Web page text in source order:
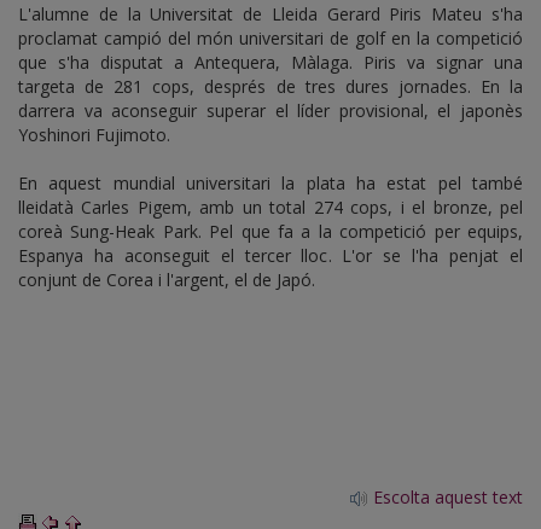
L'alumne de la Universitat de Lleida Gerard Piris Mateu s'ha
proclamat campió del món universitari de golf en la competició
que s'ha disputat a Antequera, Màlaga. Piris va signar una
targeta de 281 cops, després de tres dures jornades. En la
darrera va aconseguir superar el líder provisional, el japonès
Yoshinori Fujimoto.
En aquest mundial universitari la plata ha estat pel també
lleidatà Carles Pigem, amb un total 274 cops, i el bronze, pel
coreà Sung-Heak Park. Pel que fa a la competició per equips,
Espanya ha aconseguit el tercer lloc. L'or se l'ha penjat el
conjunt de Corea i l'argent, el de Japó.
Escolta aquest text